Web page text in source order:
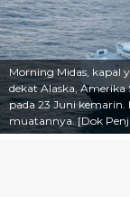
Morning Midas, kapal
dekat Alaska,
pada 23 Juni
muatannya. [Dok